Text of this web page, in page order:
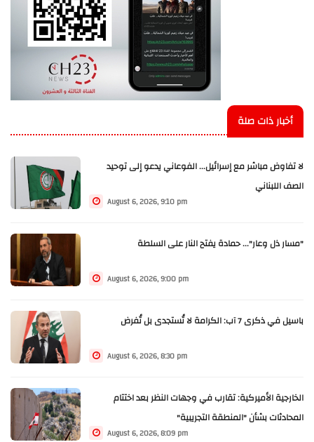
أخبار ذات صلة
لا تفاوض مباشر مع إسرائيل... الفوعاني يدعو إلى توحيد
الصف اللبناني
August 6, 2026, 9:10 pm
"مسار ذل وعار"... حمادة يفتح النار على السلطة
August 6, 2026, 9:00 pm
باسيل في ذكرى 7 آب: الكرامة لا تُستجدى بل تُفرض
August 6, 2026, 8:30 pm
الخارجية الأميركية: تقارب في وجهات النظر بعد اختتام
المحادثات بشأن "المنطقة التجريبية"
August 6, 2026, 8:09 pm